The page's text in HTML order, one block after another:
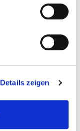
Details zeigen